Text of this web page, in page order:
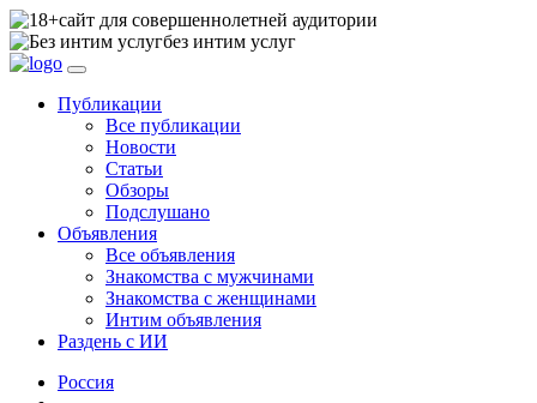
сайт для совершеннолетней аудитории
без интим услуг
Публикации
Все публикации
Новости
Статьи
Обзоры
Подслушано
Объявления
Все объявления
Знакомства с мужчинами
Знакомства с женщинами
Интим объявления
Раздень с ИИ
Россия